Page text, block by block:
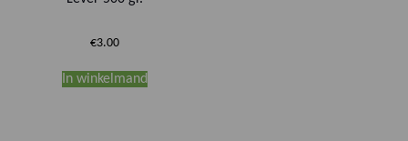
€3.00
In winkelmand